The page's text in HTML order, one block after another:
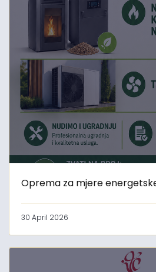
Oprema za mjere
30 April 2026